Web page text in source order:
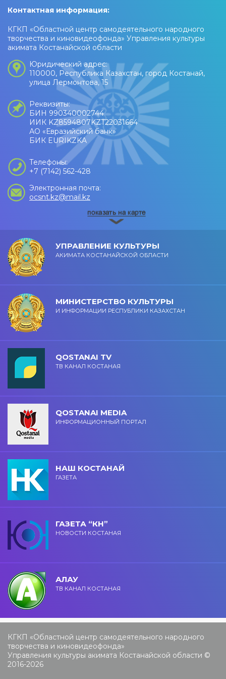
Контактная информация:
КГКП «Областной центр самодеятельного народного
творчества и киновидеофонда» Управления культуры
акимата Костанайской области
Юридический адрес:
110000, Республика Казахстан, город Костанай,
улица Лермонтова, 15
Реквизиты:
БИН 990340002744
ИИК KZ8594807KZT22031664
АО «Евразийский банк»
БИК EURIKZKA
Телефоны:
+7 (7142) 562-428
Электронная почта:
ocsnt.kz@mail.kz
УПРАВЛЕНИЕ КУЛЬТУРЫ
АКИМАТА КОСТАНАЙСКОЙ ОБЛАСТИ
МИНИСТЕРСТВО КУЛЬТУРЫ
И ИНФОРМАЦИИ РЕСПУБЛИКИ КАЗАХСТАН
QOSTANAI TV
ТВ КАНАЛ КОСТАНАЯ
QOSTANAI MEDIA
ИНФОРМАЦИОННЫЙ ПОРТАЛ
НАШ КОСТАНАЙ
ГАЗЕТА
ГАЗЕТА “КН”
НОВОСТИ КОСТАНАЯ
АЛАУ
ТВ КАНАЛ КОСТАНАЯ
КГКП «Областной центр самодеятельного народного
творчества и киновидеофонда»
Управления культуры акимата Костанайской области ©
2016-2026